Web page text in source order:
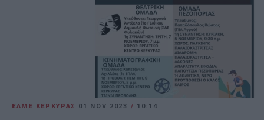
ΕΛΜΕ ΚΕΡΚΥΡΑΣ 01 NOV 2023 / 10:14